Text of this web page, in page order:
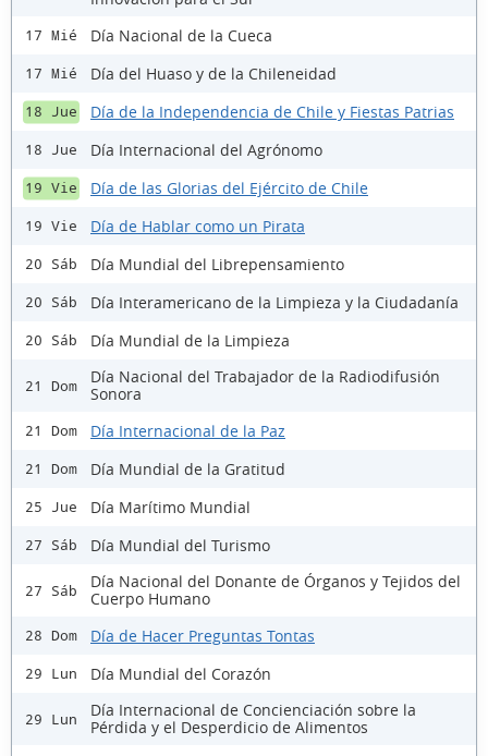
17 Mié Día Nacional de la Cueca
17 Mié Día del Huaso y de la Chileneidad
18 Jue Día de la Independencia de Chile y Fiestas Patrias
18 Jue Día Internacional del Agrónomo
19 Vie Día de las Glorias del Ejército de Chile
19 Vie Día de Hablar como un Pirata
20 Sáb Día Mundial del Librepensamiento
20 Sáb Día Interamericano de la Limpieza y la Ciudadanía
20 Sáb Día Mundial de la Limpieza
21 Dom
Día Nacional del Trabajador de la Radiodifusión
Sonora
21 Dom Día Internacional de la Paz
21 Dom Día Mundial de la Gratitud
25 Jue Día Marítimo Mundial
27 Sáb Día Mundial del Turismo
27 Sáb
Día Nacional del Donante de Órganos y Tejidos del
Cuerpo Humano
28 Dom Día de Hacer Preguntas Tontas
29 Lun Día Mundial del Corazón
29 Lun
Día Internacional de Concienciación sobre la
Pérdida y el Desperdicio de Alimentos